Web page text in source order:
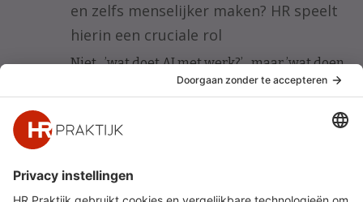
en zelfs menselijker maken? HR speelt
hierin een cruciale rol
Niet ’wat doet AI met werk?’ maar ’wat doen
wij met AI om werk beter te maken?’ Vijf HR-
principes voor werkgeluk in een AI-gedreven
organisatie.